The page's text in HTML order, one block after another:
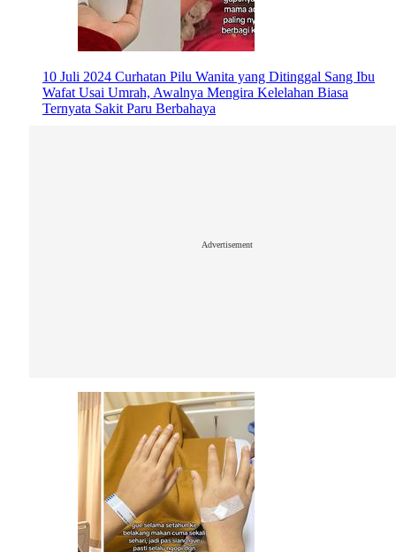
10 Juli 2024 Curhatan Pilu Wanita yang Ditinggal Sang Ibu
Wafat Usai Umrah, Awalnya Mengira Kelelahan Biasa
Ternyata Sakit Paru Berbahaya
Advertisement